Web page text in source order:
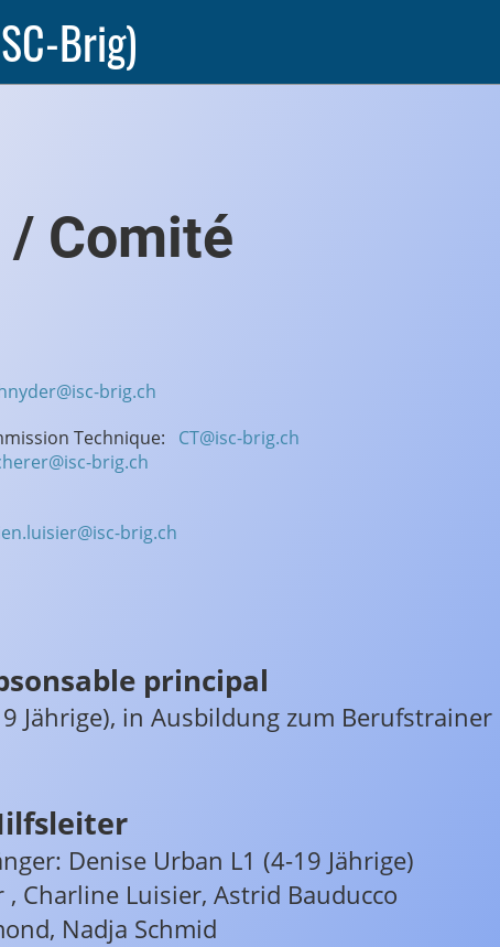
Brig)
/
brig.ch
Technique: CT@isc-brig.ch
brig.ch
brig.ch
principal
Jährige), in Ausbildung zum Berufstrainer
Denise Urban L1 (4-19 Jährige)
, Charline Luisier, Astrid Bauducco
Nadja Schmid